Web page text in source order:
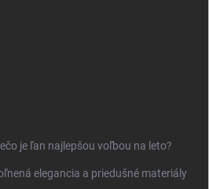
je ľan najlepšou voľbou na leto?
elegancia a priedušné materiály